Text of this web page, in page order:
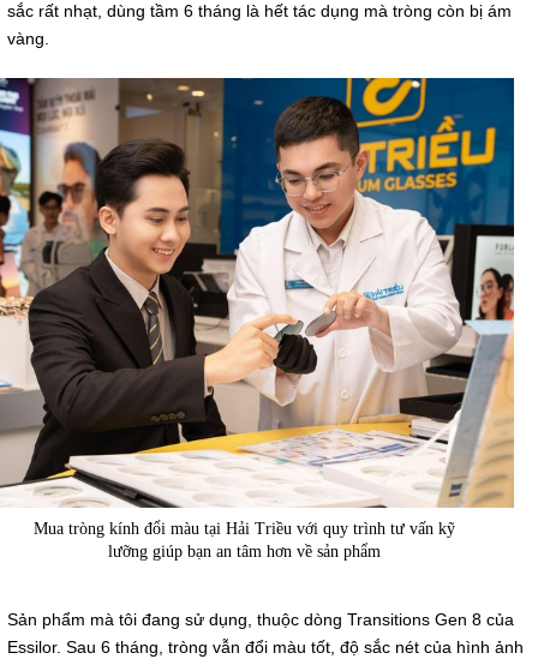
sắc rất nhạt, dùng tầm 6 tháng là hết tác dụng mà tròng còn bị ám
vàng.
Mua tròng kính đổi màu tại Hải Triều với quy trình tư vấn kỹ
lưỡng giúp bạn an tâm hơn về sản phẩm
Sản phẩm mà tôi đang sử dụng, thuộc dòng Transitions Gen 8 của
Essilor. Sau 6 tháng, tròng vẫn đổi màu tốt, độ sắc nét của hình ảnh